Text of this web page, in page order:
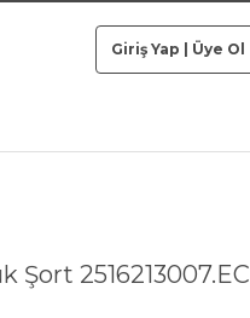
Giriş Yap Üye Ol
Şort